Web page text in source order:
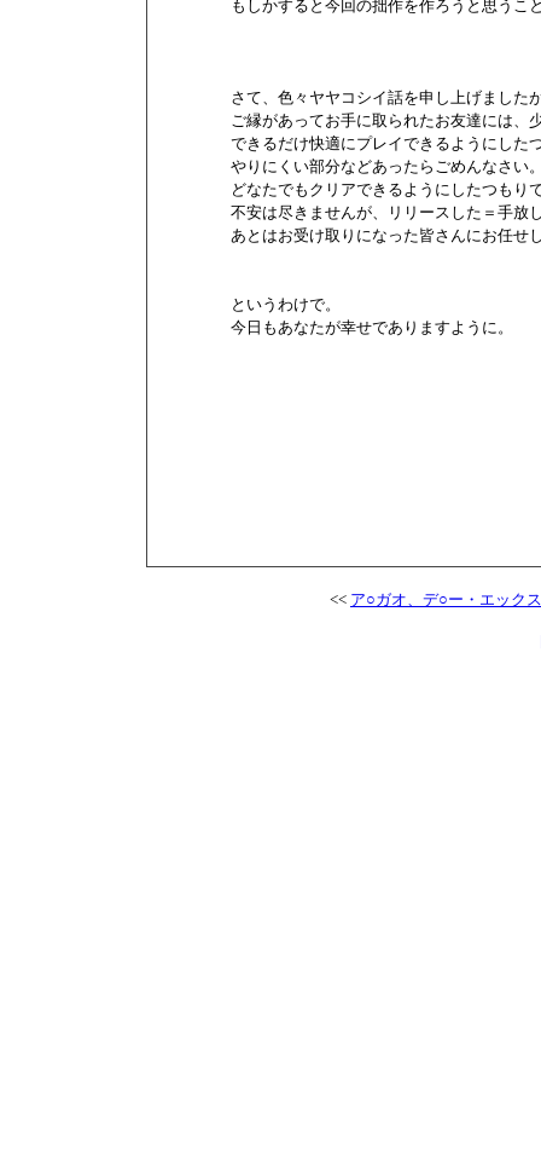
もしかすると今回の拙作を作ろうと思うこ
さて、色々ヤヤコシイ話を申し上げました
ご縁があってお手に取られたお友達には、
できるだけ快適にプレイできるようにした
やりにくい部分などあったらごめんなさい
どなたでもクリアできるようにしたつもり
不安は尽きませんが、リリースした＝手放
あとはお受け取りになった皆さんにお任せ
        というわけで。
        今日もあなたが幸せでありますように。
<< ア○ガオ、デ○ー・エック